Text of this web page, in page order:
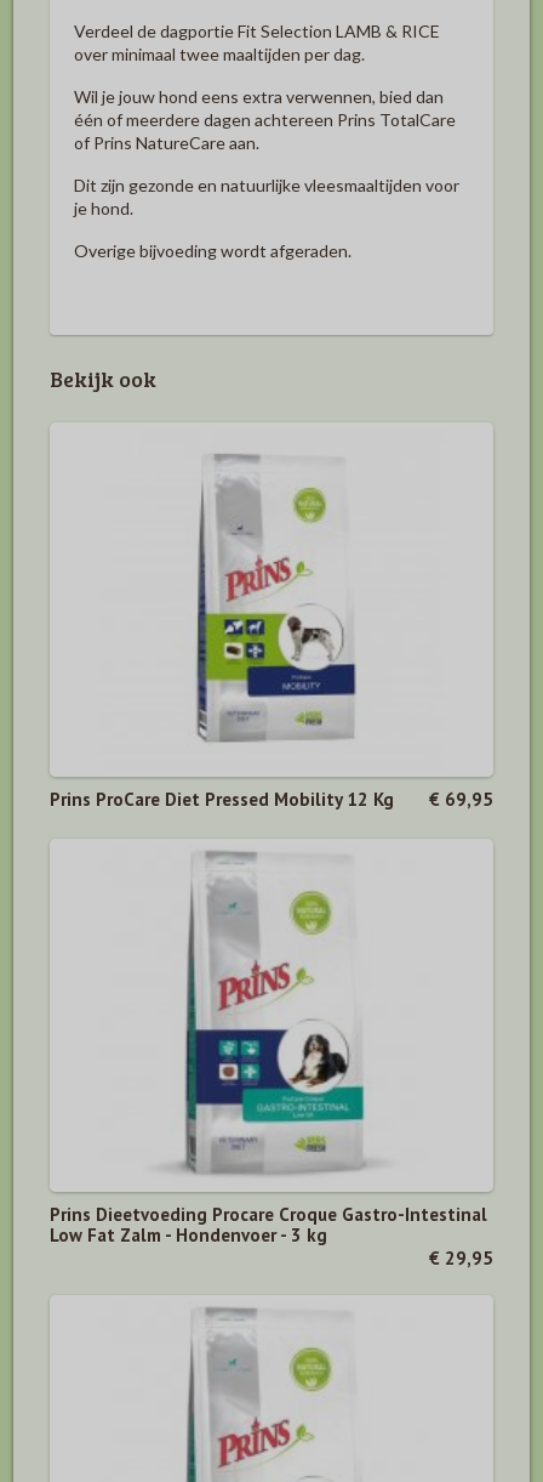
Verdeel de dagportie Fit Selection LAMB & RICE
over minimaal twee maaltijden per dag.
Wil je jouw hond eens extra verwennen, bied dan
één of meerdere dagen achtereen Prins TotalCare
of Prins NatureCare aan.
Dit zijn gezonde en natuurlijke vleesmaaltijden voor
je hond.
Overige bijvoeding wordt afgeraden.
Bekijk ook
Prins ProCare Diet Pressed Mobility 12 Kg € 69,95
Prins Dieetvoeding Procare Croque Gastro-Intestinal
Low Fat Zalm - Hondenvoer - 3 kg
€ 29,95